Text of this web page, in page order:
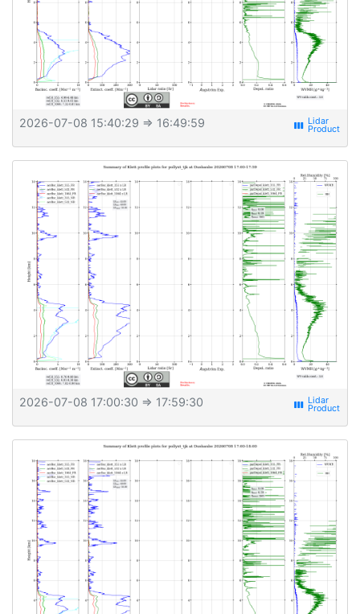
2026-07-08 15:40:29 ⇒ 16:49:59 view_week
2026-07-08 17:00:30 ⇒ 17:59:30 view_week